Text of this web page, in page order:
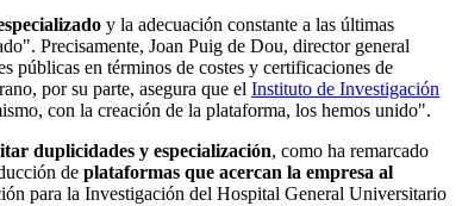
y la adecuación constante a las últimas
Precisamente, Joan Puig de Dou, director general
públicas en términos de costes y certificaciones de
por su parte, asegura que el Instituto de Investigación
con la creación de la plataforma, los hemos unido".
duplicidades y especialización, como ha remarcado
de plataformas que acercan la empresa al
para la Investigación del Hospital General Universitario